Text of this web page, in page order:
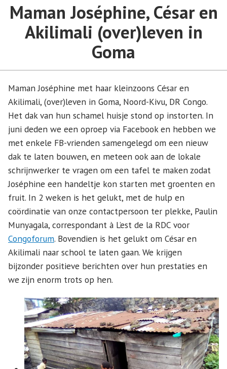
Maman Joséphine, César en
Akilimali (over)leven in
Goma
Maman Joséphine met haar kleinzoons César en
Akilimali, (over)leven in Goma, Noord-Kivu, DR Congo.
Het dak van hun schamel huisje stond op instorten. In
juni deden we een oproep via Facebook en hebben we
met enkele FB-vrienden samengelegd om een nieuw
dak te laten bouwen, en meteen ook aan de lokale
schrijnwerker te vragen om een tafel te maken zodat
Joséphine een handeltje kon starten met groenten en
fruit. In 2 weken is het gelukt, met de hulp en
coördinatie van onze contactpersoon ter plekke, Paulin
Munyagala, correspondant à L’est de la RDC voor
Congoforum. Bovendien is het gelukt om César en
Akilimali naar school te laten gaan. We krijgen
bijzonder positieve berichten over hun prestaties en
we zijn enorm trots op hen.